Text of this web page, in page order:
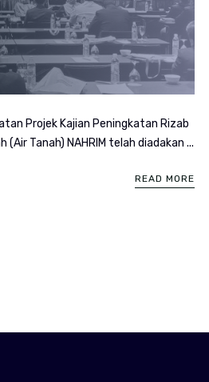
Projek Kajian Peningkatan Rizab
(Air Tanah) NAHRIM telah diadakan ...
READ MORE